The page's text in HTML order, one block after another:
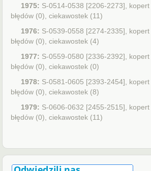
1975: S-0514-0538 [2206-2273],
błędów (0), ciekawostek (11)
1976: S-0539-0558 [2274-2335],
błędów (0), ciekawostek (4)
1977: S-0559-0580 [2336-2392],
błędów (0), ciekawostek (0)
1978: S-0581-0605 [2393-2454],
błędów (0), ciekawostek (8)
1979: S-0606-0632 [2455-2515],
błędów (0), ciekawostek (11)